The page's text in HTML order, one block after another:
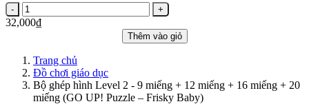
32,000₫
Thêm vào giỏ
Trang chủ
Đồ chơi giáo dục
Bộ ghép hình Level 2 - 9 miếng + 12 miếng + 16 miếng + 20
miếng (GO UP! Puzzle – Frisky Baby)